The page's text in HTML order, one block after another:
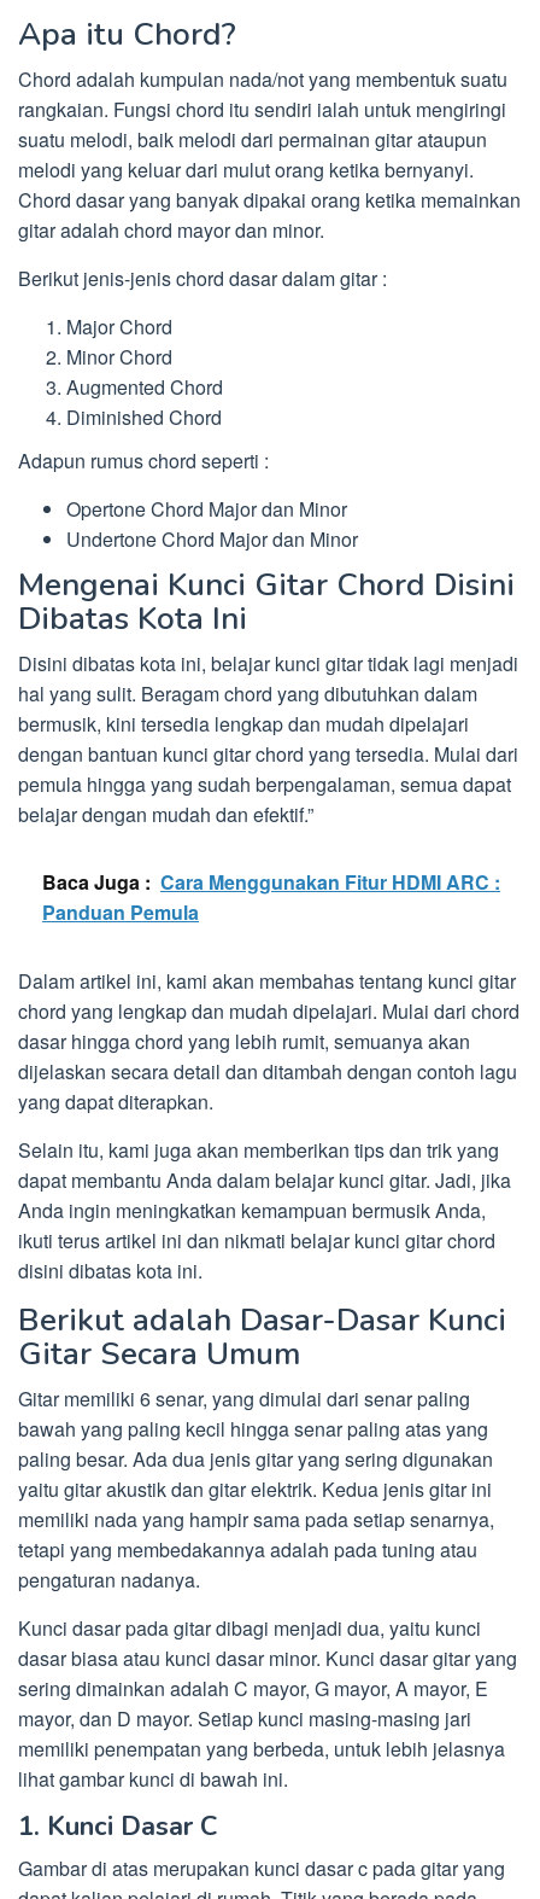
Apa itu Chord?
Chord adalah kumpulan nada/not yang membentuk suatu
rangkaian. Fungsi chord itu sendiri ialah untuk mengiringi
suatu melodi, baik melodi dari permainan gitar ataupun
melodi yang keluar dari mulut orang ketika bernyanyi.
Chord dasar yang banyak dipakai orang ketika memainkan
gitar adalah chord mayor dan minor.
Berikut jenis-jenis chord dasar dalam gitar :
Major Chord
Minor Chord
Augmented Chord
Diminished Chord
Adapun rumus chord seperti :
Opertone Chord Major dan Minor
Undertone Chord Major dan Minor
Mengenai Kunci Gitar Chord Disini
Dibatas Kota Ini
Disini dibatas kota ini, belajar kunci gitar tidak lagi menjadi
hal yang sulit. Beragam chord yang dibutuhkan dalam
bermusik, kini tersedia lengkap dan mudah dipelajari
dengan bantuan kunci gitar chord yang tersedia. Mulai dari
pemula hingga yang sudah berpengalaman, semua dapat
belajar dengan mudah dan efektif.”
Baca Juga : Cara Menggunakan Fitur HDMI ARC :
Panduan Pemula
Dalam artikel ini, kami akan membahas tentang kunci gitar
chord yang lengkap dan mudah dipelajari. Mulai dari chord
dasar hingga chord yang lebih rumit, semuanya akan
dijelaskan secara detail dan ditambah dengan contoh lagu
yang dapat diterapkan.
Selain itu, kami juga akan memberikan tips dan trik yang
dapat membantu Anda dalam belajar kunci gitar. Jadi, jika
Anda ingin meningkatkan kemampuan bermusik Anda,
ikuti terus artikel ini dan nikmati belajar kunci gitar chord
disini dibatas kota ini.
Berikut adalah Dasar-Dasar Kunci
Gitar Secara Umum
Gitar memiliki 6 senar, yang dimulai dari senar paling
bawah yang paling kecil hingga senar paling atas yang
paling besar. Ada dua jenis gitar yang sering digunakan
yaitu gitar akustik dan gitar elektrik. Kedua jenis gitar ini
memiliki nada yang hampir sama pada setiap senarnya,
tetapi yang membedakannya adalah pada tuning atau
pengaturan nadanya.
Kunci dasar pada gitar dibagi menjadi dua, yaitu kunci
dasar biasa atau kunci dasar minor. Kunci dasar gitar yang
sering dimainkan adalah C mayor, G mayor, A mayor, E
mayor, dan D mayor. Setiap kunci masing-masing jari
memiliki penempatan yang berbeda, untuk lebih jelasnya
lihat gambar kunci di bawah ini.
1. Kunci Dasar C
Gambar di atas merupakan kunci dasar c pada gitar yang